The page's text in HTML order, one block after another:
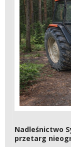
Nadleśnictwo
przetarg